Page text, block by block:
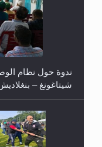
ندوة حول نظام
شيتاغونغ –